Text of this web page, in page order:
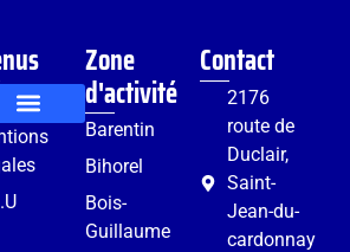
Zone
d'activité
Barentin
Bihorel
Bois-
Guillaume
Contact
2176
route de
Duclair,
Saint-
Jean-du-
cardonnay